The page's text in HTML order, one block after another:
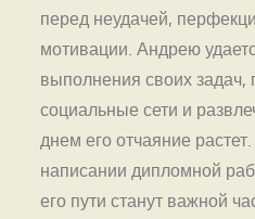
перед неудачей,
мотивации. Андрею
выполнения своих задач,
социальные сети и
днем его отчаяние
написании дипломной
его пути станут важной